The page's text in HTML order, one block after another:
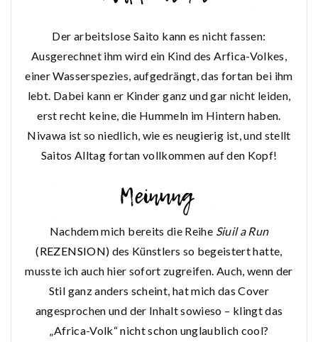
Der arbeitslose Saito kann es nicht fassen:
Ausgerechnet ihm wird ein Kind des Arfica-Volkes,
einer Wasserspezies, aufgedrängt, das fortan bei ihm
lebt. Dabei kann er Kinder ganz und gar nicht leiden,
erst recht keine, die Hummeln im Hintern haben.
Nivawa ist so niedlich, wie es neugierig ist, und stellt
Saitos Alltag fortan vollkommen auf den Kopf!
Nachdem mich bereits die Reihe Siuil a Run
(REZENSION) des Künstlers so begeistert hatte,
musste ich auch hier sofort zugreifen. Auch, wenn der
Stil ganz anders scheint, hat mich das Cover
angesprochen und der Inhalt sowieso – klingt das
„Africa-Volk“ nicht schon unglaublich cool?